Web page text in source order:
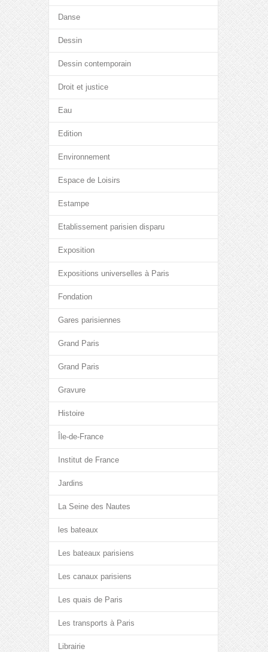
Danse
Dessin
Dessin contemporain
Droit et justice
Eau
Edition
Environnement
Espace de Loisirs
Estampe
Etablissement parisien disparu
Exposition
Expositions universelles à Paris
Fondation
Gares parisiennes
Grand Paris
Grand Paris
Gravure
Histoire
Île-de-France
Institut de France
Jardins
La Seine des Nautes
les bateaux
Les bateaux parisiens
Les canaux parisiens
Les quais de Paris
Les transports à Paris
Librairie